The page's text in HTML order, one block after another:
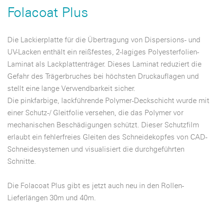
Folacoat Plus
Die Lackierplatte für die Übertragung von Dispersions- und
UV-Lacken enthält ein reißfestes, 2-lagiges Polyesterfolien-
Laminat als Lackplattenträger. Dieses Laminat reduziert die
Gefahr des Trägerbruches bei höchsten Druckauflagen und
stellt eine lange Verwendbarkeit sicher.
Die pinkfarbige, lackführende Polymer-Deckschicht wurde mit
einer Schutz-/ Gleitfolie versehen, die das Polymer vor
mechanischen Beschädigungen schützt. Dieser Schutzfilm
erlaubt ein fehlerfreies Gleiten des Schneidekopfes von CAD-
Schneidesystemen und visualisiert die durchgeführten
Schnitte.
Die Folacoat Plus gibt es jetzt auch neu in den Rollen-
Lieferlängen 30m und 40m.